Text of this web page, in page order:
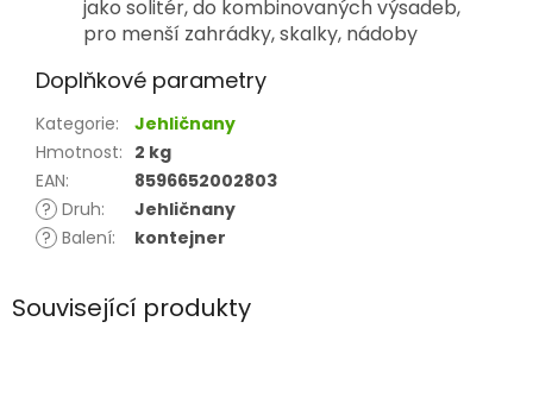
jako solitér, do kombinovaných výsadeb,
pro menší zahrádky, skalky, nádoby
Doplňkové parametry
Kategorie:
Jehličnany
Hmotnost: 2 kg
EAN:
8596652002803
? Druh:
Jehličnany
? Balení: kontejner
Související produkty